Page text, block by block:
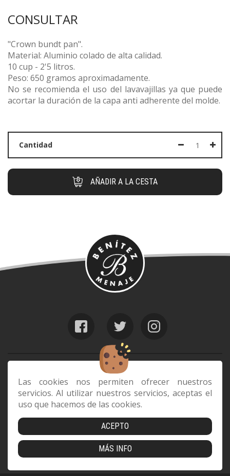
Las cookies nos permiten ofrecer nuestros
servicios. Al utilizar nuestros servicios, aceptas el
uso que hacemos de las cookies.
ACEPTO
MÁS INFO
CONSULTAR
"Crown bundt pan".
Material: Aluminio colado de alta calidad.
10 cup - 2'5 litros.
Peso: 650 gramos aproximadamente.
No se recomienda el uso del lavavajillas ya que puede
acortar la duración de la capa anti adherente del molde.
Cantidad
AÑADIR A LA CESTA
web@benitezmenaje.com
C/ Barcelona 29, 35006 Las Palmas de
Gran Canaria
Envíos|Devoluciones|Cookies|Aviso Legal|Política de
Privacidad|Condiciones de compra